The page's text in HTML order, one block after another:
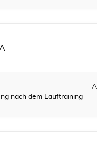
nach dem Lauftraining